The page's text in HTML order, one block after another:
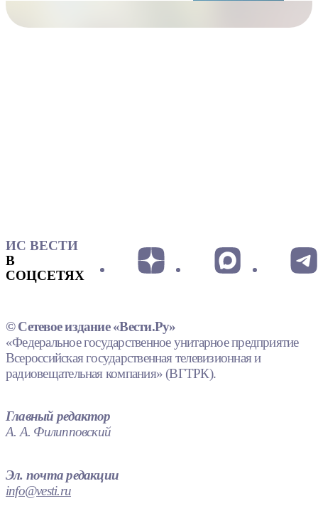
ИС ВЕСТИ
В
СОЦСЕТЯХ
© Сетевое издание «Вести.Ру»
«Федеральное государственное унитарное предприятие
Всероссийская государственная телевизионная и
радиовещательная компания» (ВГТРК).
Главный редактор
А. А. Филипповский
Эл. почта редакции
info@vesti.ru